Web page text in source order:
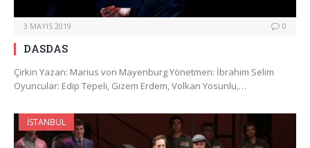
3 MAYIS 2019 0
DASDAS
Çirkin Yazan: Marius von Mayenburg Yönetmen: İbrahim Selim
Oyuncular: Edip Tepeli, Gizem Erdem, Volkan Yosunlu,…
İSTANBUL